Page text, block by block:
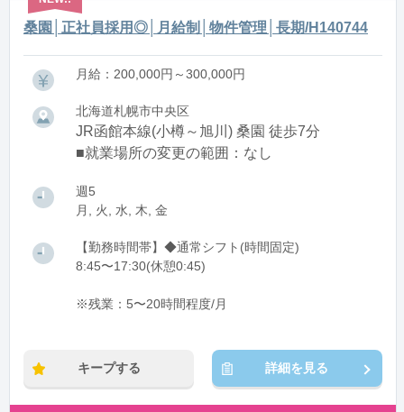
桑園│正社員採用◎│月給制│物件管理│長期/H140744
月給：200,000円～300,000円
北海道札幌市中央区
JR函館本線(小樽～旭川) 桑園 徒歩7分
■就業場所の変更の範囲：なし
週5
月, 火, 水, 木, 金
【勤務時間帯】◆通常シフト(時間固定)
8:45〜17:30(休憩0:45)
※残業：5〜20時間程度/月
キープする 詳細を見る